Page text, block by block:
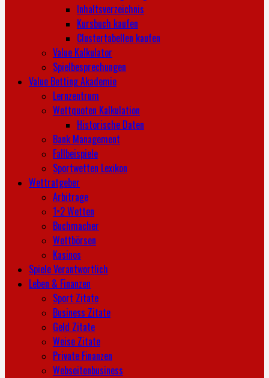
Inhaltsverzeichnis
Kursbuch kaufen
Clustertabellen kaufen
Value Kalkulator
Spielbesprechungen
Value Betting Akademie
Lernzentrum
Wettquoten Kalkulation
Historische Daten
Bank Management
Fallbeispiele
Sportwetten Lexikon
Wettratgeber
Arbitrage
1×2 Wetten
Buchmacher
Wettbörsen
Kasinos
Spiele Verantwortlich
Leben & Finanzen
Sport Zitate
Business Zitate
Geld Zitate
Weise Zitate
Private Finanzen
Webseitenbusiness